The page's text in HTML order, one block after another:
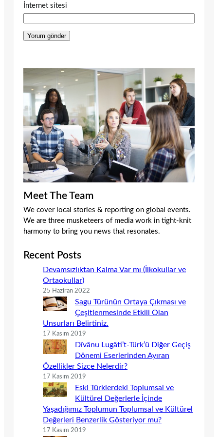
İnternet sitesi
Meet The Team
We cover local stories & reporting on global events.
We are three musketeers of media work in tight-knit
harmony to bring you news that resonates.
Recent Posts
Devamsızlıktan Kalma Var mı (İlkokullar ve
Ortaokullar)
25 Haziran 2022
Sagu Türünün Ortaya Çıkması ve
Çeşitlenmesinde Etkili Olan
Unsurları Belirtiniz.
17 Kasım 2019
Dîvânu Lugâti’t-Türk’ü Diğer Geçiş
Dönemi Eserlerinden Ayıran
Özellikler Sizce Nelerdir?
17 Kasım 2019
Eski Türklerdeki Toplumsal ve
Kültürel Değerlerle İçinde
Yaşadığımız Toplumun Toplumsal ve Kültürel
Değerleri Benzerlik Gösteriyor mu?
17 Kasım 2019